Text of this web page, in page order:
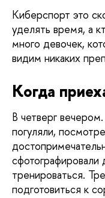
Киберспорт это
уделять время, а
много девочек,
видим никаких
Когда
В четверг
погуляли,
тренироваться.
подготовиться к